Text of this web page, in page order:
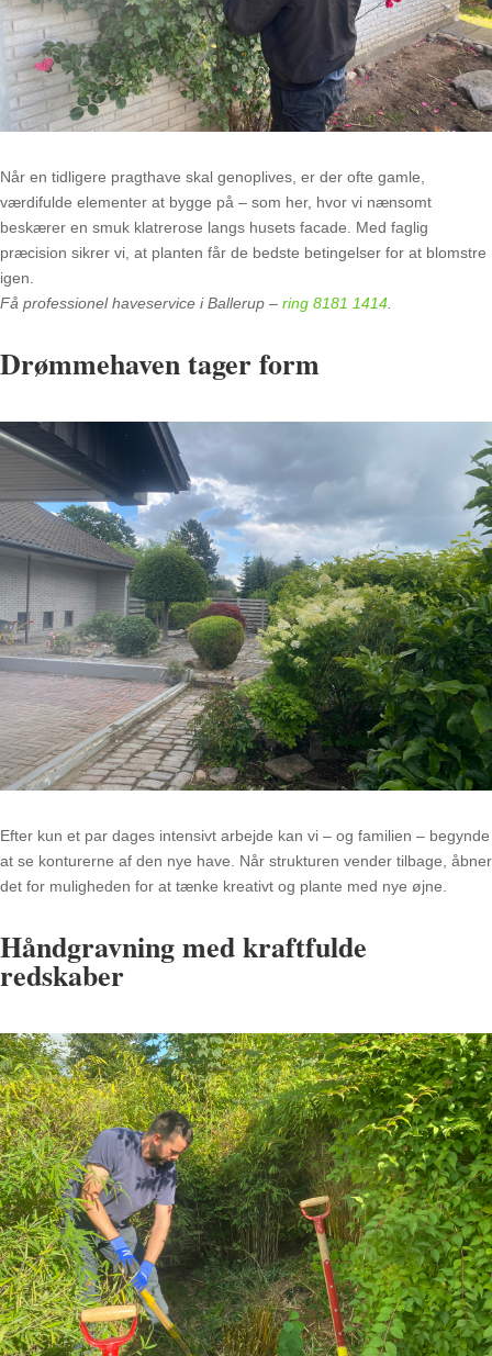
Når en tidligere pragthave skal genoplives, er der ofte gamle,
værdifulde elementer at bygge på – som her, hvor vi nænsomt
beskærer en smuk klatrerose langs husets facade. Med faglig
præcision sikrer vi, at planten får de bedste betingelser for at blomstre
igen.
Få professionel haveservice i Ballerup – ring 8181 1414
Drømmehaven tager form
Efter kun et par dages intensivt arbejde kan vi – og familien – begynde
at se konturerne af den nye have. Når strukturen vender tilbage, åbner
det for muligheden for at tænke kreativt og plante med nye øjne.
Håndgravning med kraftfulde
redskaber